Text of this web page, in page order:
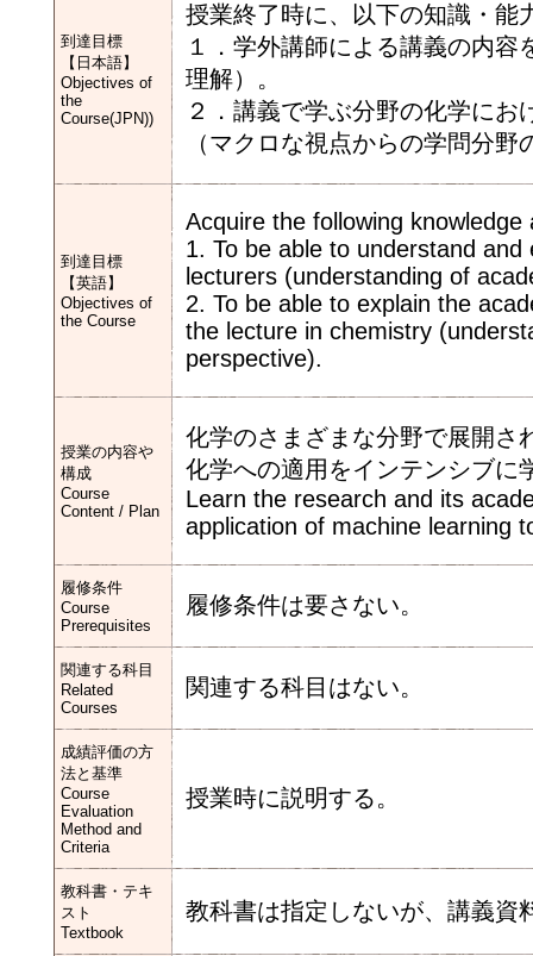
到達目標
【日本語】
Objectives of
the
Course(JPN))
授業終了時に、以下の知識・能
１．学外講師による講義の内
理解）。
２．講義で学ぶ分野の化学に
（マクロな視点からの学問分野
到達目標
【英語】
Objectives of
the Course
Acquire the following
1. To be able to understand
lecturers (understanding of
2. To be able to explain the
the lecture in chemistry
perspective).
授業の内容や
構成
Course
Content / Plan
化学のさまざまな分野で展開さ
化学への適用をインテンシブに
Learn the research and its
application of machine learning
履修条件
Course
Prerequisites
履修条件は要さない。
関連する科目
Related
Courses
関連する科目はない。
成績評価の方
法と基準
Course
Evaluation
Method and
Criteria
授業時に説明する。
教科書・テキ
スト
Textbook
教科書は指定しないが、講義資